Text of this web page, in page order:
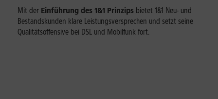
Mit der Einführung des 1&1 Prinzips bietet 1&1 Neu- und
Bestandskunden klare Leistungsversprechen und setzt seine
Qualitätsoffensive bei DSL und Mobilfunk fort.